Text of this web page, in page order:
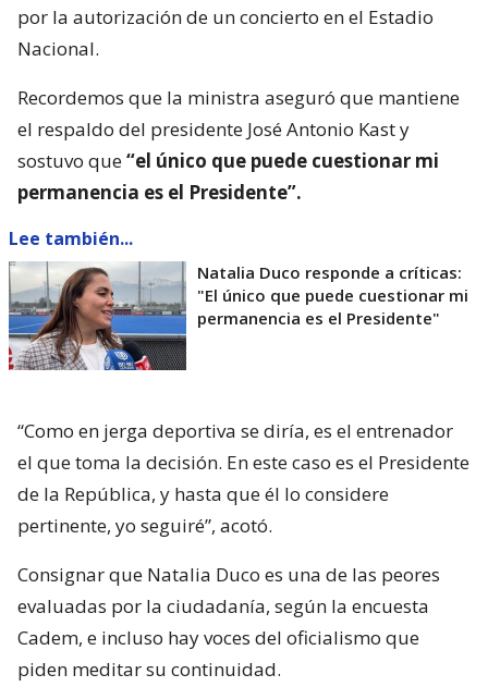
por la autorización de un concierto en el Estadio
Nacional.
Recordemos que la ministra aseguró que mantiene
el respaldo del presidente José Antonio Kast y
sostuvo que“el único que puede cuestionar mi
permanencia es el Presidente”.
Lee también...
Natalia Duco responde a críticas:
"El único que puede cuestionar mi
permanencia es el Presidente"
“Como en jerga deportiva se diría, es el entrenador
el que toma la decisión. En este caso es el Presidente
de la República, y hasta que él lo considere
pertinente, yo seguiré”, acotó.
Consignar que Natalia Duco es una de las peores
evaluadas por la ciudadanía, según la encuesta
Cadem, e incluso hay voces del oficialismo que
piden meditar su continuidad.